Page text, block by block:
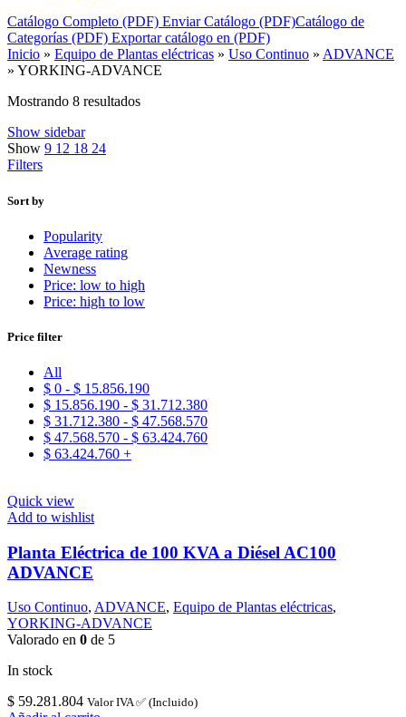
Catálogo Completo (PDF) Enviar Catálogo (PDF)Catálogo de
Categorías (PDF) Exportar catálogo en (PDF)
Inicio » Equipo de Plantas eléctricas » Uso Continuo » ADVANCE
» YORKING-ADVANCE
Mostrando 8 resultados
Show sidebar
Show 9 12 18 24
Filters
Sort by
Popularity
Average rating
Newness
Price: low to high
Price: high to low
Price filter
All
$ 0 - $ 15.856.190
$ 15.856.190 - $ 31.712.380
$ 31.712.380 - $ 47.568.570
$ 47.568.570 - $ 63.424.760
$ 63.424.760 +
Quick view
Add to wishlist
Planta Eléctrica de 100 KVA a Diésel AC100
ADVANCE
Uso Continuo, ADVANCE, Equipo de Plantas eléctricas,
YORKING-ADVANCE
Valorado en 0 de 5
In stock
$ 59.281.804 Valor IVA ✅ (Incluido)